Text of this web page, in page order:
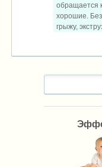
обращается
хорошие.
грыжу,